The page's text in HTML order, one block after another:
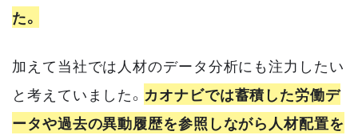
た。
加えて当社では人材のデータ分析にも注力したい
と考えていました。 カオナビでは蓄積した労働デ
ータや過去の異動履歴を参照しながら人材配置を